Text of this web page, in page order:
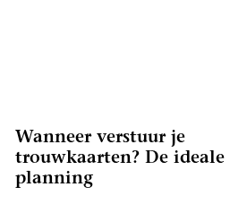
Wanneer verstuur je
trouwkaarten? De ideale
planning